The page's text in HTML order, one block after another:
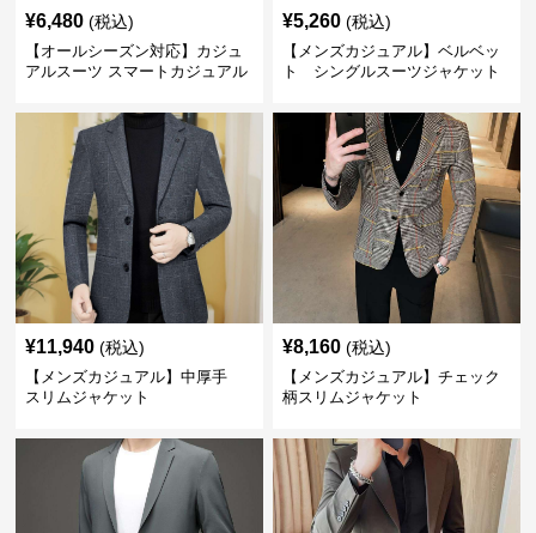
¥6,480 (税込)
【オールシーズン対応】カジュ
アルスーツ スマートカジュアル
¥5,260 (税込)
【メンズカジュアル】ベルベッ
ト シングルスーツジャケット
¥11,940 (税込)
【メンズカジュアル】中厚手
スリムジャケット
¥8,160 (税込)
【メンズカジュアル】チェック
柄スリムジャケット